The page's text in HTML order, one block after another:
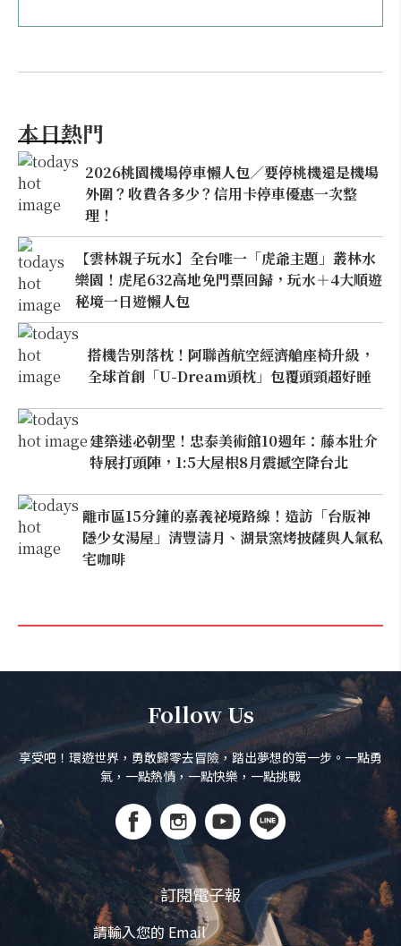
本日熱門
2026桃園機場停車懶人包／要停桃機還是機場
外圍？收費各多少？信用卡停車優惠一次整
理！
【雲林親子玩水】全台唯一「虎爺主題」叢林水
樂園！虎尾632高地免門票回歸，玩水＋4大順遊
秘境一日遊懶人包
搭機告別落枕！阿聯酋航空經濟艙座椅升級，
全球首創「U-Dream頭枕」包覆頭頸超好睡
建築迷必朝聖！忠泰美術館10週年：藤本壯介
特展打頭陣，1:5大屋根8月震撼空降台北
離市區15分鐘的嘉義祕境路線！造訪「台版神
隱少女湯屋」清豐濤月、湖景窯烤披薩與人氣私
宅咖啡
Follow Us
享受吧！環遊世界，勇敢歸零去冒險，踏出夢想的第一步。一點勇
氣，一點熱情，一點快樂，一點挑戰
訂閱電子報